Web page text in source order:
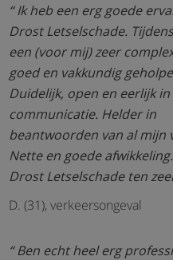
Ik heb een erg goede
Drost Letselschade.
een (voor mij) zeer
goed en vakkundig
Duidelijk, open en eerlijk in
communicatie. Helder in
beantwoorden van al mijn
Nette en goede
Drost Letselschade ten
D. (31), verkeersongeval
Ben echt heel erg